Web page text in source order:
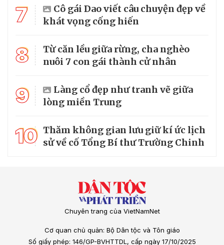
7
Cô gái Dao viết câu chuyện đẹp về
khát vọng cống hiến
8
Từ căn lều giữa rừng, cha nghèo
nuôi 7 con gái thành cử nhân
9
Làng cổ đẹp như tranh vẽ giữa
lòng miền Trung
10 Thăm không gian lưu giữ kí ức lịch
sử về cố Tổng Bí thư Trường Chinh
Chuyên trang của VietNamNet
Cơ quan chủ quản: Bộ Dân tộc và Tôn giáo
Số giấy phép: 146/GP-BVHTTDL, cấp ngày 17/10/2025